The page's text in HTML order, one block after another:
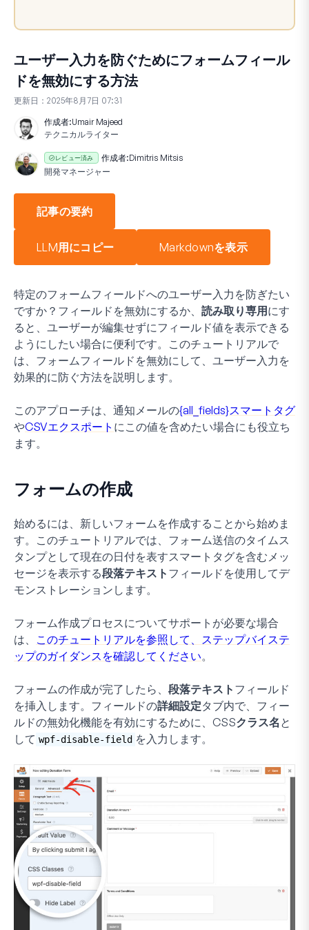
ユーザー入力を防ぐためにフォームフィール
ドを無効にする方法
更新日： 2025年8月7日 07:31
作成者:Umair Majeed
テクニカルライター
レビュー済み 作成者:Dimitris Mitsis
開発マネージャー
記事の要約
LLM用にコピー Markdownを表示
特定のフォームフィールドへのユーザー入力を防ぎたい
ですか？フィールドを無効にするか、 読み取り専用にす
ると、ユーザーが編集せずにフィールド値を表示できる
ようにしたい場合に便利です。このチュートリアルで
は、フォームフィールドを無効にして、ユーザー入力を
効果的に防ぐ方法を説明します。
このアプローチは、通知メールの{all_fields}スマートタグ
やCSVエクスポート にこの値を含めたい場合にも役立ち
ます。
フォームの作成
始めるには、新しいフォームを作成することから始めま
す。このチュートリアルでは、フォーム送信のタイムス
タンプとして現在の日付を表すスマートタグを含むメッ
セージを表示する段落テキスト フィールドを使用してデ
モンストレーションします。
フォーム作成プロセスについてサポートが必要な場合
は、 このチュートリアルを参照して、ステップバイステ
ップのガイダンスを確認してください。
フォームの作成が完了したら、 段落テキスト フィールド
を挿入します。フィールドの詳細設定タブ内で、フィー
ルドの無効化機能を有効にするために、 CSSクラス名 と
して wpf-disable-field を入力します。